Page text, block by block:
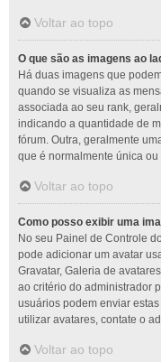
Voltar ao topo
O que são as imagens ao
Há duas imagens que
quando se visualiza as
associada ao seu rank,
indicando a quantidade de
fórum. Outra, geralmente
que é normalmente única
Voltar ao topo
Como posso exibir uma
No seu Painel de Controle
pode adicionar um avatar
Gravatar, Galeria de
ao critério do administrador
usuários podem enviar
utilizar avatares, contate o
Voltar ao topo